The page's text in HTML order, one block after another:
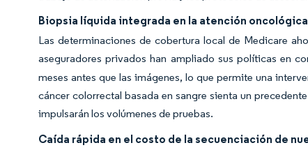
Biopsia líquida integrada en la atención
Las determinaciones de cobertura local de Medicare
aseguradores privados han ampliado sus políticas en
meses antes que las imágenes, lo que permite una
cáncer colorrectal basada en sangre sienta un
impulsarán los volúmenes de pruebas.
Caída rápida en el costo de la secuenciación de